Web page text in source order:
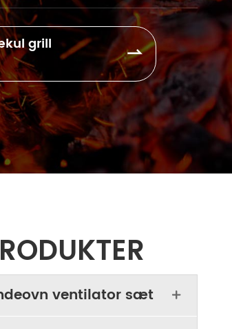
grill

ventilator sæt 